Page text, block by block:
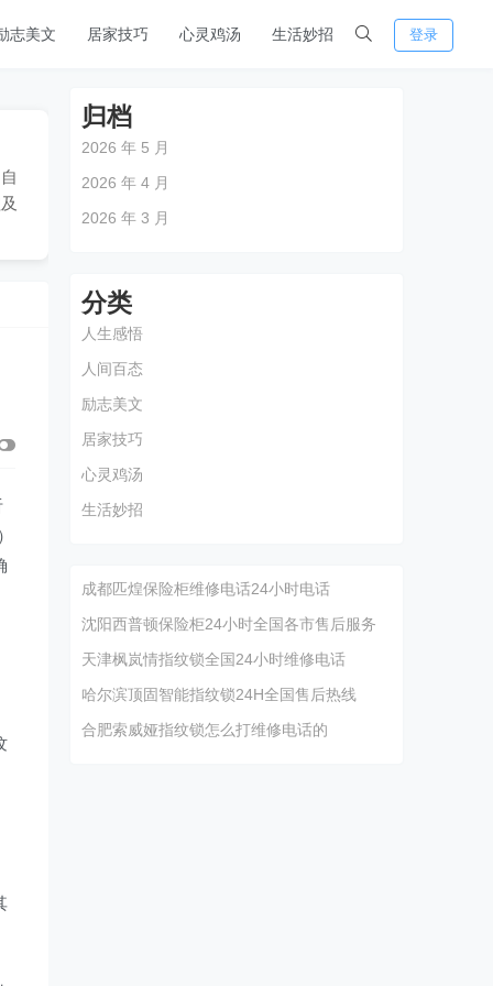
志美文 居家技巧 心灵鸡汤 生活妙招 登录
归档
2026 年 5 月
2026 年 4 月
2026 年 3 月
分类
人生感悟
人间百态
励志美文
居家技巧
心灵鸡汤
生活妙招
成都匹煌保险柜维修电话24小时电话
沈阳西普顿保险柜24小时全国各市售后服务
天津枫岚情指纹锁全国24小时维修电话
哈尔滨顶固智能指纹锁24H全国售后热线
合肥索威娅指纹锁怎么打维修电话的